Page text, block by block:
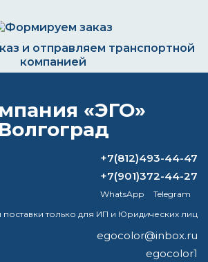
и отправляем транспортной
компанией
ОТВЕТ
краску с железной
краска Certa?
+7(812)493-44-47
+7(901)372-44-27
WhatsApp
Telegram
только для ИП и Юридических лиц
egocolor@inbox.ru
egocolor1